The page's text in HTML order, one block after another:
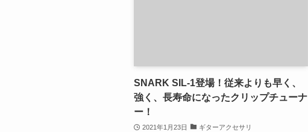
SNARK SIL-1登場！従来よりも早く、
強く、長寿命になったクリップチューナ
ー！
2021年1月23日 ギターアクセサリ